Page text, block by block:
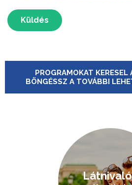
Küldés
PROGRAMOKAT KERESEL
BÖNGÉSSZ A TOVÁBBI